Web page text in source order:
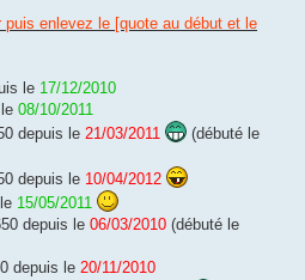
enlevez le [quote au début et le
le 17/12/2010
08/10/2011
depuis le 21/03/2011
(débuté le
depuis le 10/04/2012
15/05/2011
depuis le 06/03/2010 (débuté le
depuis le 20/11/2010